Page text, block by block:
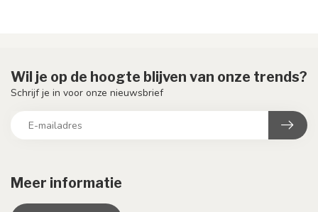
Meer informatie
Wil je op de hoogte blijven van onze trends?
Schrijf je in voor onze nieuwsbrief